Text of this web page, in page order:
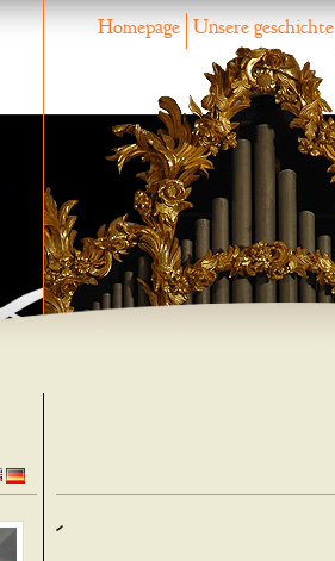
Homepage Unsere geschichte
-